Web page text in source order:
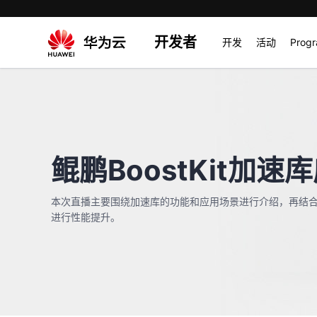
开发者 开发 活动
鲲鹏BoostKit加速
本次直播主要围绕加速库的功能和应用场景进行介绍，再结
进行性能提升。